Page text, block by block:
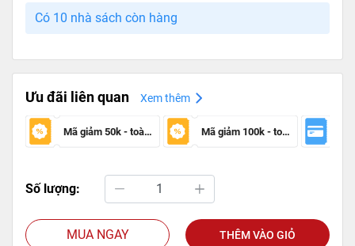
Có 10 nhà sách còn hàng
Ưu đãi liên quan Xem thêm
Mã giảm 50k - toàn sàn Mã giảm 100k - toàn sàn
Số lượng:
MUA NGAY THÊM VÀO GIỎ